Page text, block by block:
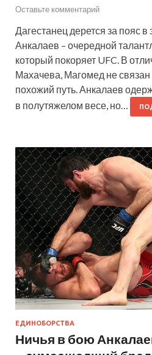
Оставьте комментарий
Дагестанец дерется за пояс
Анкалаев – очередной
который покоряет UFC. В
Махачева, Магомед не
похожий путь. Анкалаев
в полутяжелом весе, но…
ЕДИНОБОРСТВА
Ничья в бою